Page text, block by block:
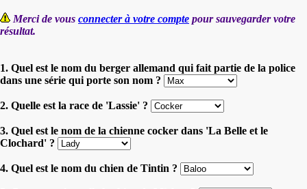
Merci de vous connecter à votre compte pour sauvegarder votre
résultat.
1. Quel est le nom du berger allemand qui fait partie de la police
dans une série qui porte son nom ?
2. Quelle est la race de 'Lassie' ?
3. Quel est le nom de la chienne cocker dans 'La Belle et le
Clochard' ?
4. Quel est le nom du chien de Tintin ?